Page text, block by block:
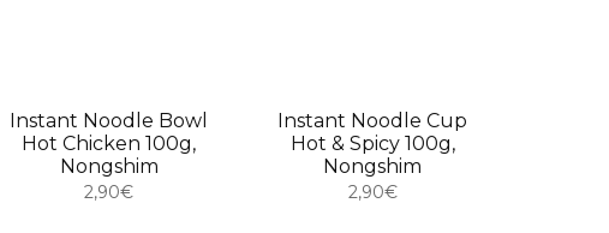
Instant Noodle Bowl
Hot Chicken 100g,
Nongshim
2,90€
Instant Noodle Cup
Hot & Spicy 100g,
Nongshim
2,90€